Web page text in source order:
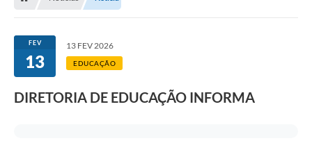
FEV
13
13 FEV 2026
EDUCAÇÃO
DIRETORIA DE EDUCAÇÃO INFORMA